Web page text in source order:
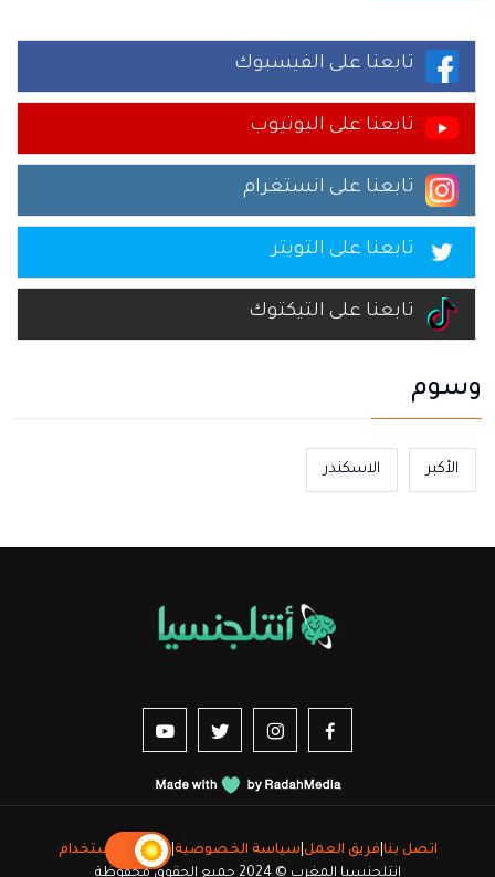
تابعنا على الفيسبوك
تابعنا على اليوتيوب
تابعنا على انستغرام
تابعنا على التويتر
تابعنا على التيكتوك
وسوم
الأكبر الاسكندر
Suivez-nous sur Facebook
nous sur Instagram
nous sur Twitter
اتصل بنا فريق العمل سياسة الخصوصية |شروط الاستخدام
انتلجنسيا المغرب © 2024 جميع الحقوق محفوظة